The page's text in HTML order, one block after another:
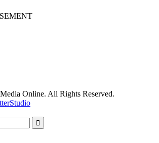
Online. All Rights Reserved.